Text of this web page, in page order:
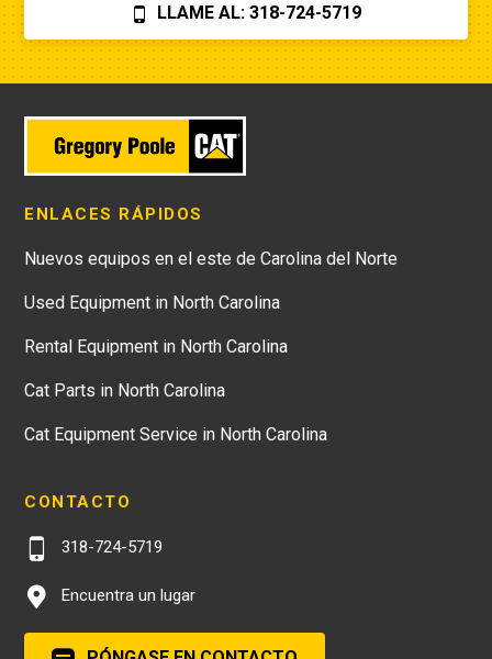
LLAME AL: 318-724-5719
ENLACES RÁPIDOS
Nuevos equipos en el este de Carolina del Norte
Used Equipment in North Carolina
Rental Equipment in North Carolina
Cat Parts in North Carolina
Cat Equipment Service in North Carolina
CONTACTO
318-724-5719
Encuentra un lugar